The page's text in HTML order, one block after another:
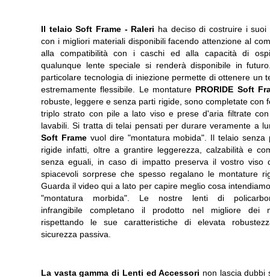
Il telaio Soft Frame - Raleri ha deciso di costruire i suoi
con i migliori materiali disponibili facendo attenzione al
alla compatibilità con i caschi ed alla capacità di
qualunque lente speciale si renderà disponibile in
particolare tecnologia di iniezione permette di ottenere un
estremamente flessibile. Le montature PRORIDE Soft
robuste, leggere e senza parti rigide, sono completate con
triplo strato con pile a lato viso e prese d'aria filtrate
lavabili. Si tratta di telai pensati per durare veramente a
Soft Framevuol dire "montatura mobida". Il telaio senza
rigide infatti, oltre a grantire leggerezza, calzabilità e
senza eguali, in caso di impatto preserva il vostro viso
spiacevoli sorprese che spesso regalano le montature
Guarda il video qui a lato per capire meglio cosa
"montatura morbida". Le nostre lenti di
infrangibile completano il prodotto nel migliore dei
rispettando le sue caratteristiche di elevata
sicurezza passiva.
La vasta gamma di Lenti ed Accessori non lascia dubbi